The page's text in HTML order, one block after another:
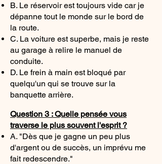
B. Le réservoir est toujours vide car je
dépanne tout le monde sur le bord de
la route.
C. La voiture est superbe, mais je reste
au garage à relire le manuel de
conduite.
D. Le frein à main est bloqué par
quelqu'un qui se trouve sur la
banquette arrière.
Question 3 : Quelle pensée vous
traverse le plus souvent l'esprit ?
A. "Dès que je gagne un peu plus
d'argent ou de succès, un imprévu me
fait redescendre."